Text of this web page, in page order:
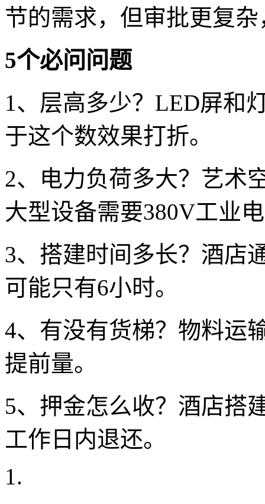
节的需求，但审批更复
5个必问问题
1、层高多少？LED屏和
于这个数效果打折。
2、电力负荷多大？艺术
大型设备需要380V工业
3、搭建时间多长？酒店
可能只有6小时。
4、有没有货梯？物料运
提前量。
5、押金怎么收？酒店搭
工作日内退还。